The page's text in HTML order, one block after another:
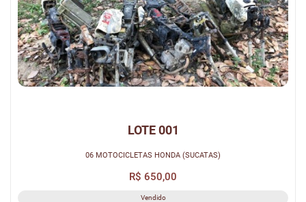
LOTE 001
06 MOTOCICLETAS HONDA (SUCATAS)
R$ 650,00
Vendido